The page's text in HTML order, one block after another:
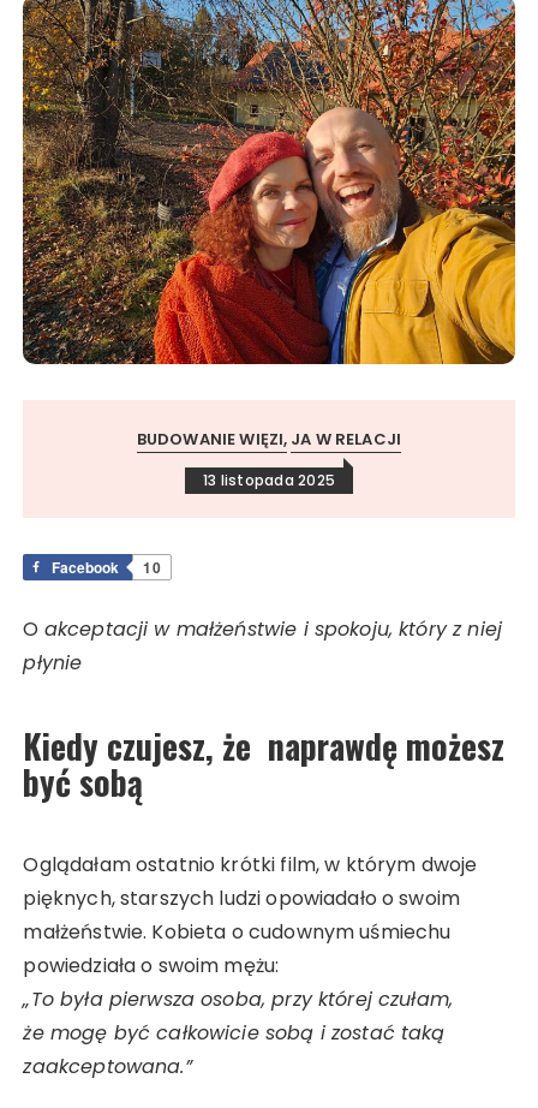
BUDOWANIE WIĘZI JA W RELACJI
13 listopada 2025
Facebook 10
O akceptacji w małżeństwie i spokoju, który z niej
płynie
Kiedy czujesz, że naprawdę możesz
być sobą
Oglądałam ostatnio krótki film, w którym dwoje
pięknych, starszych ludzi opowiadało o swoim
małżeństwie. Kobieta o cudownym uśmiechu
powiedziała o swoim mężu:
„To była pierwsza osoba, przy której czułam,
że mogę być całkowicie sobą i zostać taką
zaakceptowana.”